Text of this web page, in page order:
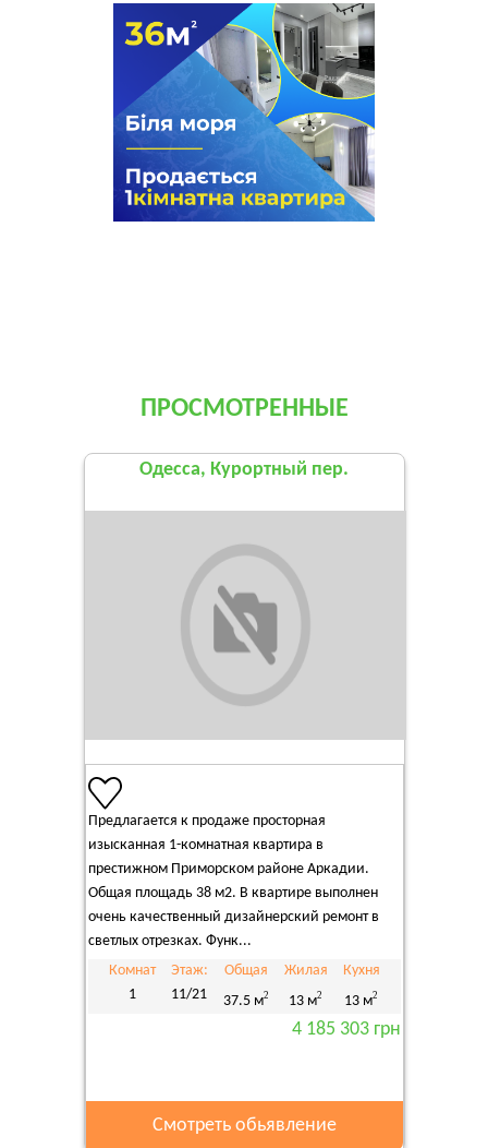
ПРОСМОТРЕННЫЕ
Одесса, Курортный пер.
Предлагается к продаже просторная
изысканная 1-комнатная квартира в
престижном Приморском районе Аркадии.
Общая площадь 38 м2. В квартире выполнен
очень качественный дизайнерский ремонт в
светлых отрезках. Функ...
Комнат
1
Этаж:
11/21
Общая
37.5 м2
Жилая
13 м2
Кухня
13 м2
4 185 303 грн
Смотреть обьявление